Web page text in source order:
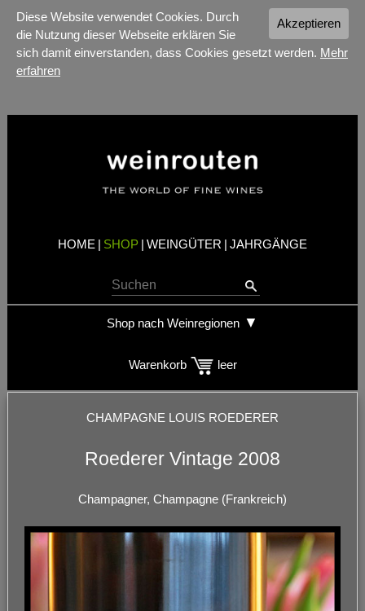
Akzeptieren
Diese Website verwendet Cookies. Durch
die Nutzung dieser Webseite erklären Sie
sich damit einverstanden, dass Cookies gesetzt werden. Mehr
erfahren
HOME | SHOP | WEINGÜTER | JAHRGÄNGE
Shop nach Weinregionen
Warenkorb leer
CHAMPAGNE LOUIS ROEDERER
Roederer Vintage 2008
Champagner, Champagne (Frankreich)